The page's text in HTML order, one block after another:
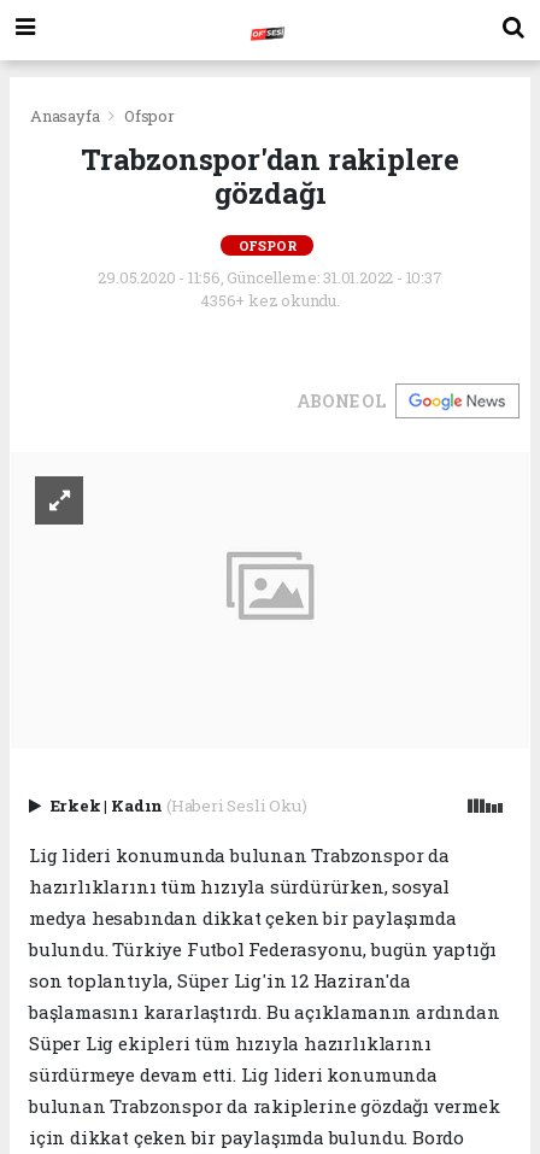
Anasayfa Ofspor
Trabzonspor'dan rakiplere
gözdağı
OFSPOR
29.05.2020 - 11:56, Güncelleme: 31.01.2022 - 10:37
4356+ kez okundu.
ABONE OL
Erkek| Kadın (Haberi Sesli Oku)
Lig lideri konumunda bulunan Trabzonspor da
hazırlıklarını tüm hızıyla sürdürürken, sosyal
medya hesabından dikkat çeken bir paylaşımda
bulundu. Türkiye Futbol Federasyonu, bugün yaptığı
son toplantıyla, Süper Lig'in 12 Haziran'da
başlamasını kararlaştırdı. Bu açıklamanın ardından
Süper Lig ekipleri tüm hızıyla hazırlıklarını
sürdürmeye devam etti. Lig lideri konumunda
bulunan Trabzonspor da rakiplerine gözdağı vermek
için dikkat çeken bir paylaşımda bulundu. Bordo